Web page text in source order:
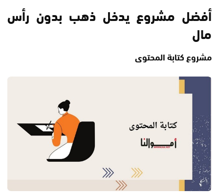
أفضل مشروع يدخل ذهب بدون رأس
مال
مشروع كتابة المحتوى